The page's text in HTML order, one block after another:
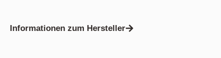
Informationen zum Hersteller